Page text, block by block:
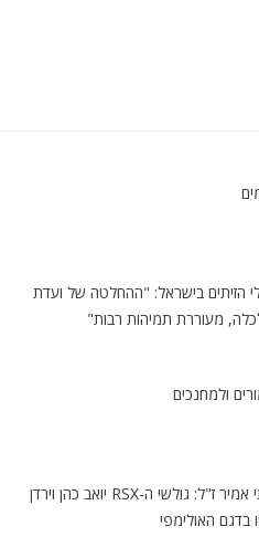
הזיתים בישראל: "ההחלטה של ועדת
מעוררת תמיהות רבות"
ולמחנכים
גביע קסריה ע"ש איתי אמיר ז"ל: גולשי ה-RSX יואב כהן וירדן
בדגם האולימפי